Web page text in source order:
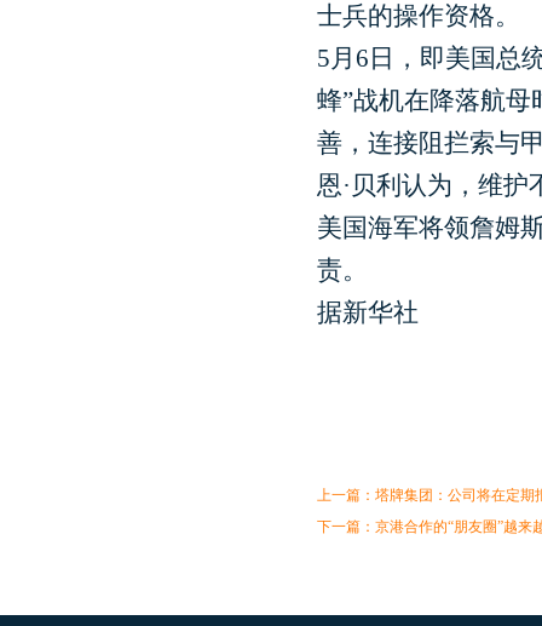
士兵的操作资格。
5月6日，即美国总
蜂”战机在降落航
善，连接阻拦索与
恩·贝利认为，维护
美国海军将领詹姆
责。
据新华社
上一篇： 塔牌集团：公司将在定期
下一篇： 京港合作的“朋友圈”越来